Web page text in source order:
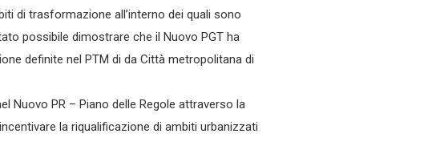
di trasformazione all’interno dei quali sono
possibile dimostrare che il Nuovo PGT ha
definite nel PTM di da Città metropolitana di
Nuovo PR – Piano delle Regole attraverso la
la riqualificazione di ambiti urbanizzati